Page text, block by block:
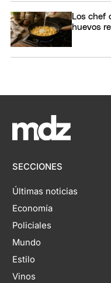
Los chef
huevos
SECCIONES
Últimas noticias
Economía
Policiales
Mundo
Estilo
Vinos